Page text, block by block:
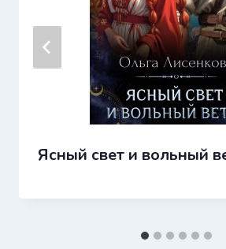
Ясный свет и вольный